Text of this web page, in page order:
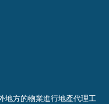
地方的物業進行地產代理工